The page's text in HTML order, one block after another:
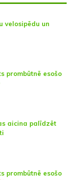
velosipēdu un
prombūtnē esošo
aicina palīdzēt
prombūtnē esošo